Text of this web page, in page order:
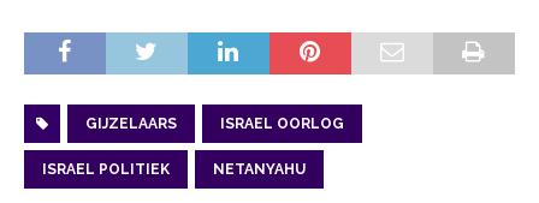
GIJZELAARS ISRAEL OORLOG
ISRAEL POLITIEK NETANYAHU